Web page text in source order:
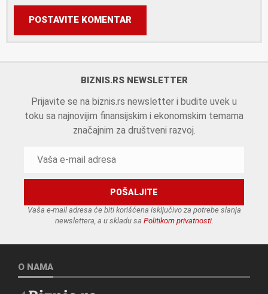
POSTAVITE KOMENTAR
BIZNIS.RS NEWSLETTER
Prijavite se na biznis.rs newsletter i budite uvek u
toku sa najnovijim finansijskim i ekonomskim temama
značajnim za društveni razvoj.
Vaša e-mail adresa će biti korišćena isključivo za potrebe slanja
newslettera, a u skladu sa Politikom privatnosti.
O NAMA